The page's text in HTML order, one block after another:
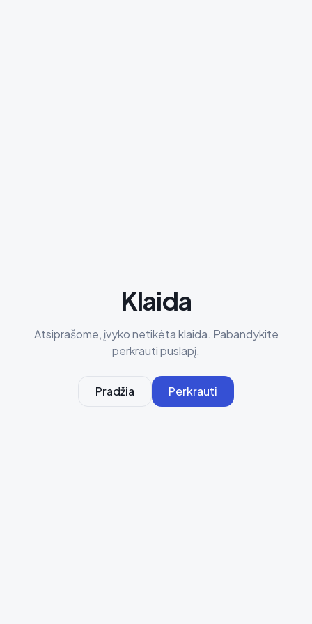
Klaida
Atsiprašome, įvyko netikėta klaida. Pabandykite
perkrauti puslapį.
Pradžia Perkrauti